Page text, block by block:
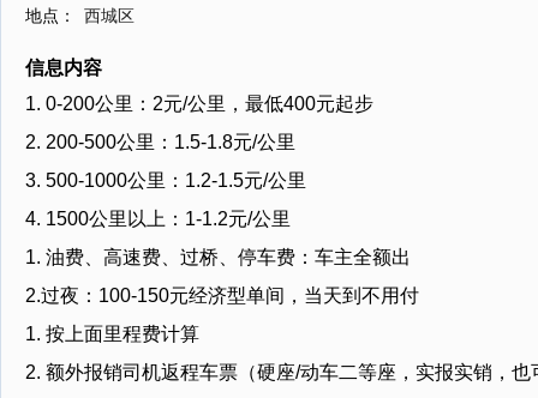
地点：
西城区
信息内容
1. 0-200公里：2元/公里，最低400元起步
2. 200-500公里：1.5-1.8元/公里
3. 500-1000公里：1.2-1.5元/公里
4. 1500公里以上：1-1.2元/公里
1. 油费、高速费、过桥、停车费：车主全额出
2.过夜：100-150元经济型单间，当天到不用付
1. 按上面里程费计算
2. 额外报销司机返程车票（硬座/动车二等座，实报实销，